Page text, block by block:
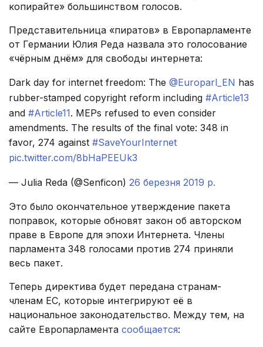
копирайте» большинством голосов.
Представительница «пиратов» в Европарламенте
от Германии Юлия Реда назвала это голосование
«чёрным днём» для свободы интернета:
Dark day for internet freedom: The @Europarl_EN has
rubber-stamped copyright reform including #Article13
and #Article11. MEPs refused to even consider
amendments. The results of the final vote: 348 in
favor, 274 against #SaveYourInternet
pic.twitter.com/8bHaPEEUk3
— Julia Reda (@Senficon) 26 березня 2019 р.
Это было окончательное утверждение пакета
поправок, которые обновят закон об авторском
праве в Европе для эпохи Интернета. Члены
парламента 348 голосами против 274 приняли
весь пакет.
Теперь директива будет передана странам-
членам ЕС, которые интегрируют её в
национальное законодательство. Между тем, на
сайте Европарламента сообщается: